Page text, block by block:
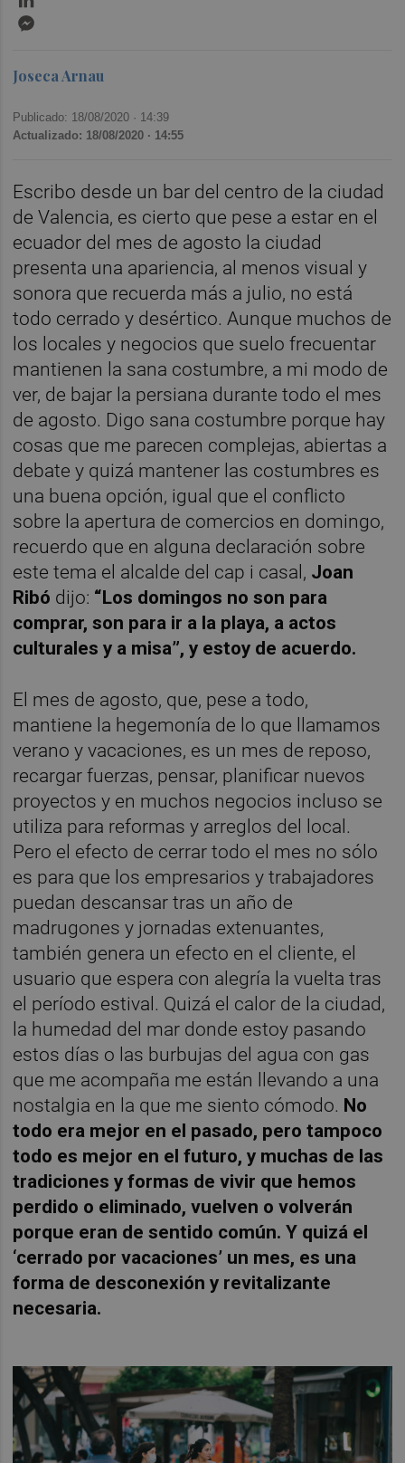
Joseca Arnau
Publicado: 18/08/2020 · 14:39
Actualizado: 18/08/2020 · 14:55
Escribo desde un bar del centro de la ciudad
de Valencia, es cierto que pese a estar en el
ecuador del mes de agosto la ciudad
presenta una apariencia, al menos visual y
sonora que recuerda más a julio, no está
todo cerrado y desértico. Aunque muchos de
los locales y negocios que suelo frecuentar
mantienen la sana costumbre, a mi modo de
ver, de bajar la persiana durante todo el mes
de agosto. Digo sana costumbre porque hay
cosas que me parecen complejas, abiertas a
debate y quizá mantener las costumbres es
una buena opción, igual que el conflicto
sobre la apertura de comercios en domingo,
recuerdo que en alguna declaración sobre
este tema el alcalde del cap i casal, Joan
Ribó dijo: “Los domingos no son para
comprar, son para ir a la playa, a actos
culturales y a misa”, y estoy de acuerdo.
El mes de agosto, que, pese a todo,
mantiene la hegemonía de lo que llamamos
verano y vacaciones, es un mes de reposo,
recargar fuerzas, pensar, planificar nuevos
proyectos y en muchos negocios incluso se
utiliza para reformas y arreglos del local.
Pero el efecto de cerrar todo el mes no sólo
es para que los empresarios y trabajadores
puedan descansar tras un año de
madrugones y jornadas extenuantes,
también genera un efecto en el cliente, el
usuario que espera con alegría la vuelta tras
el período estival. Quizá el calor de la ciudad,
la humedad del mar donde estoy pasando
estos días o las burbujas del agua con gas
que me acompaña me están llevando a una
nostalgia en la que me siento cómodo. No
todo era mejor en el pasado, pero tampoco
todo es mejor en el futuro, y muchas de las
tradiciones y formas de vivir que hemos
perdido o eliminado, vuelven o volverán
porque eran de sentido común. Y quizá el
‘cerrado por vacaciones’ un mes, es una
forma de desconexión y revitalizante
necesaria.